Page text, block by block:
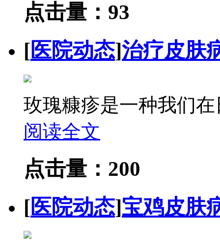
点击量：93
[医院动态]治疗皮肤
玫瑰糠疹是一种我们
阅读全文
点击量：200
[医院动态]宝鸡皮肤